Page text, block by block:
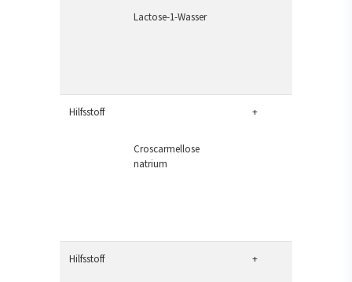
Lactose-1-Wasser
Hilfsstoff
Croscarmellose
natrium
+
Hilfsstoff +